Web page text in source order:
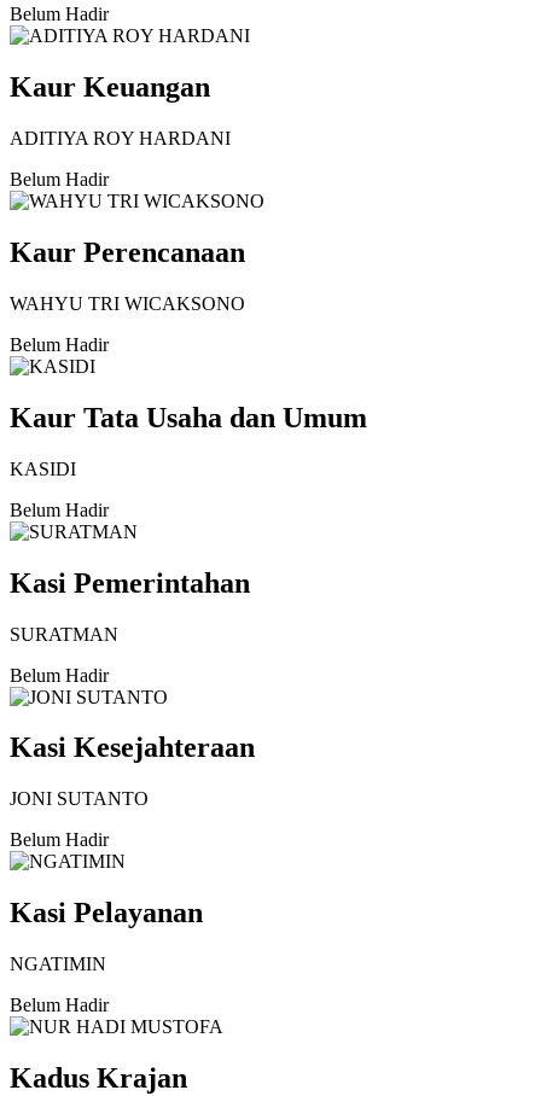
Belum Hadir
Kaur Keuangan
ADITIYA ROY HARDANI
Belum Hadir
Kaur Perencanaan
WAHYU TRI WICAKSONO
Belum Hadir
Kaur Tata Usaha dan Umum
KASIDI
Belum Hadir
Kasi Pemerintahan
SURATMAN
Belum Hadir
Kasi Kesejahteraan
JONI SUTANTO
Belum Hadir
Kasi Pelayanan
NGATIMIN
Belum Hadir
Kadus Krajan